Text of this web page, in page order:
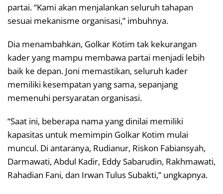
partai. “Kami akan menjalankan seluruh tahapan
sesuai mekanisme organisasi,” imbuhnya.
Dia menambahkan, Golkar Kotim tak kekurangan
kader yang mampu membawa partai menjadi lebih
baik ke depan. Joni memastikan, seluruh kader
memiliki kesempatan yang sama, sepanjang
memenuhi persyaratan organisasi.
“Saat ini, beberapa nama yang dinilai memiliki
kapasitas untuk memimpin Golkar Kotim mulai
muncul. Di antaranya, Rudianur, Riskon Fabiansyah,
Darmawati, Abdul Kadir, Eddy Sabarudin, Rakhmawati,
Rahadian Fani, dan Irwan Tulus Subakti,” ungkapnya.